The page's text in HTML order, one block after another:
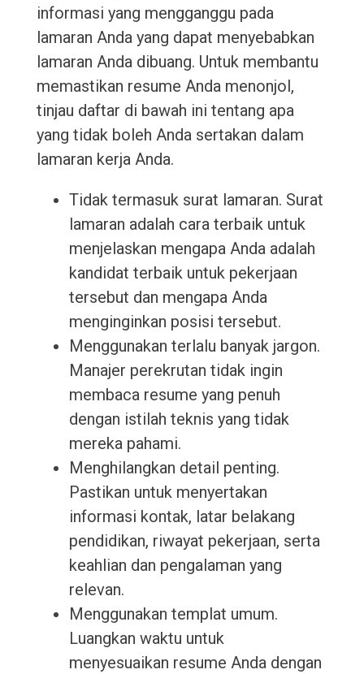
informasi yang mengganggu pada
lamaran Anda yang dapat menyebabkan
lamaran Anda dibuang. Untuk membantu
memastikan resume Anda menonjol,
tinjau daftar di bawah ini tentang apa
yang tidak boleh Anda sertakan dalam
lamaran kerja Anda.
Tidak termasuk surat lamaran. Surat
lamaran adalah cara terbaik untuk
menjelaskan mengapa Anda adalah
kandidat terbaik untuk pekerjaan
tersebut dan mengapa Anda
menginginkan posisi tersebut.
Menggunakan terlalu banyak jargon.
Manajer perekrutan tidak ingin
membaca resume yang penuh
dengan istilah teknis yang tidak
mereka pahami.
Menghilangkan detail penting.
Pastikan untuk menyertakan
informasi kontak, latar belakang
pendidikan, riwayat pekerjaan, serta
keahlian dan pengalaman yang
relevan.
Menggunakan templat umum.
Luangkan waktu untuk
menyesuaikan resume Anda dengan